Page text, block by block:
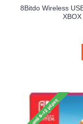
8Bitdo Wireless